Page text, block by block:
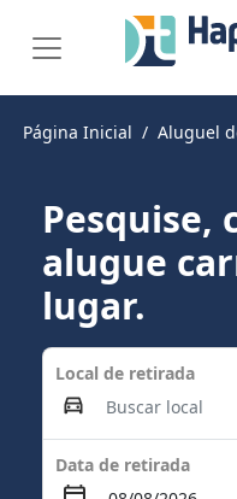
Página Inicial Aluguel
Pesquise,
alugue
lugar.
Local de retirada
Data de retirada